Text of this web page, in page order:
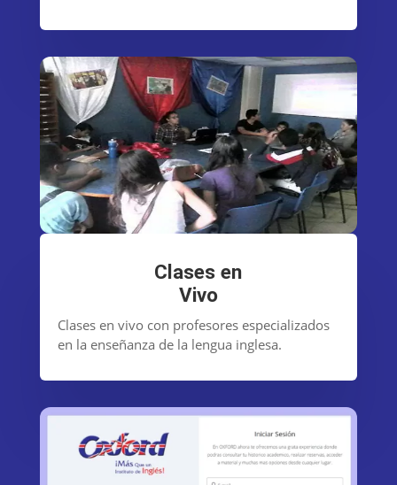
Clases en
Vivo
Clases en vivo con profesores especializados
en la enseñanza de la lengua inglesa.